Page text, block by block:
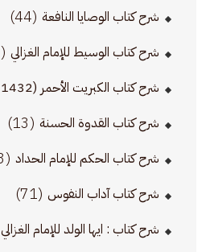
شرح كتاب الوصايا النافعة (44)
شرح كتاب الوسيط للإمام الغزالي (7)
شرح كتاب الكبريت الأحمر (1432 هجري)
شرح كتاب القدوة الحسنة (13)
شرح كتاب الحكم للإمام الحداد (3)
شرح كتاب آداب النفوس (71)
شرح كتاب : ايها الولد للإمام الغزالي